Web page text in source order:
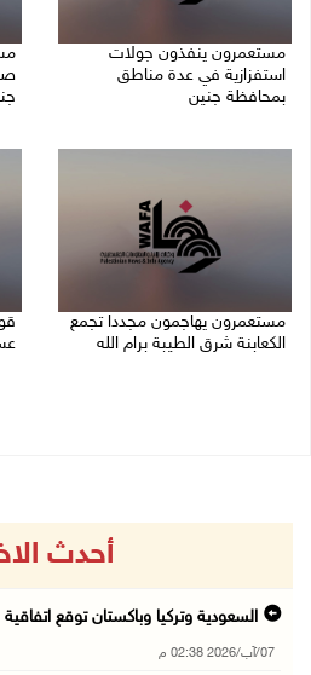
مستعمرون ينفذون جولات
استفزازية في عدة مناطق
بمحافظة جنين
مستعمرون يهاجمون مجددا تجمع
الكعابنة شرق الطيبة برام الله
أحدث
السعودية وتركيا وباكستان توقع
07/آب/2026 02:38 م